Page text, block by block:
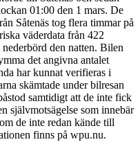
01:00 den 1 mars. De
Såtenäs tog flera timmar på
väderdata från 422
den natten. Bilen
det angivna antalet
har kunnat verifieras i
skämtade under bilresan
samtidigt att de inte fick
självmotsägelse som innebär
de inte redan kände till
finns på wpu.nu.